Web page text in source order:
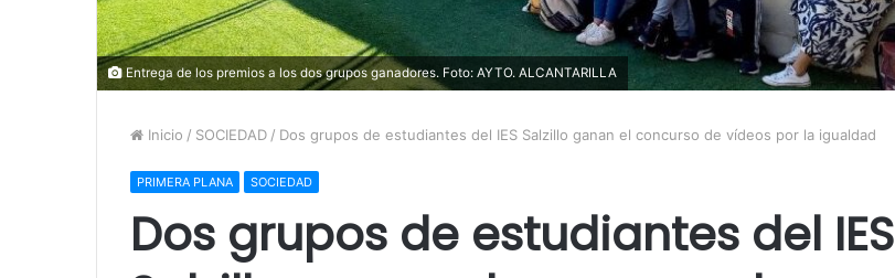
Entrega de los premios a los dos grupos ganadores. Foto: AYTO. ALCANTARILLA
Inicio / SOCIEDAD / Dos grupos de estudiantes del IES Salzillo ganan el concurso de vídeos por la igualdad
PRIMERA PLANA SOCIEDAD
Dos grupos de estudiantes del IES